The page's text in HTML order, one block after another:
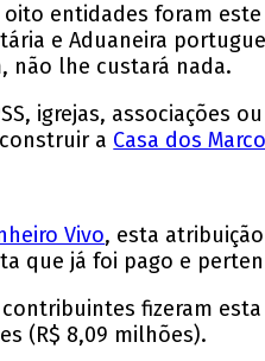
entidades foram
e Aduaneira
não lhe custará nada.
igrejas, associações
a Casa dos
Vivo, esta
que já foi pago e
contribuintes fizeram
(R$ 8,09 milhões).